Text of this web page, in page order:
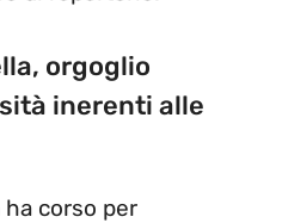
orgoglio
inerenti alle
ha corso per